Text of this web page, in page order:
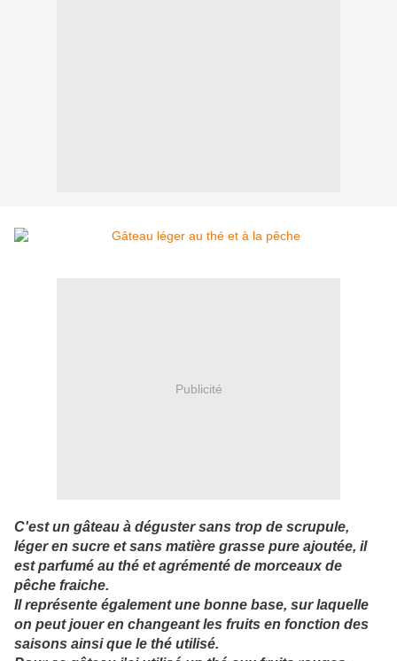
Publicité
C'est un gâteau à déguster sans trop de scrupule,
léger en sucre et sans matière grasse pure ajoutée, il
est parfumé au thé et agrémenté de morceaux de
pêche fraiche.
Il représente également une bonne base, sur laquelle
on peut jouer en changeant les fruits en fonction des
saisons ainsi que le thé utilisé.